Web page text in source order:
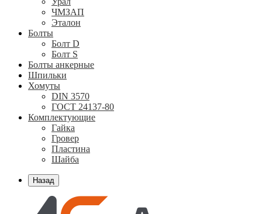
ЧМЗАП
Эталон
Болты
Болт D
Болт S
Болты анкерные
Шпильки
Хомуты
DIN 3570
ГОСТ 24137-80
Комплектующие
Гайка
Гровер
Пластина
Шайба
Назад